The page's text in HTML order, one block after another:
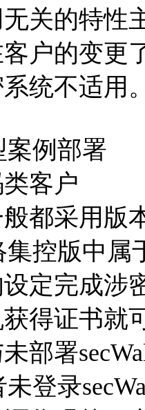
关的特性
户的变更
统不适用
案例部署
客户
都采用版
集控版中
定完成涉
得证书就
部署
未登录